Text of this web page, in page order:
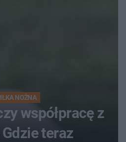
NOŻNA
współpracę z
teraz